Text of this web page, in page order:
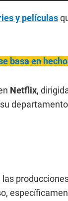
y películas
basa en
Netflix,